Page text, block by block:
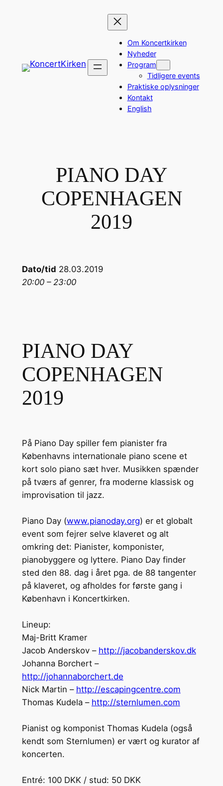
Om Koncertkirken
Nyheder
Program
Tidligere events
Praktiske oplysninger
Kontakt
English
PIANO DAY
COPENHAGEN
2019
Dato/tid 28.03.2019
20:00 – 23:00
PIANO DAY
COPENHAGEN
2019
På Piano Day spiller fem pianister fra
Københavns internationale piano scene et
kort solo piano sæt hver. Musikken spænder
på tværs af genrer, fra moderne klassisk og
improvisation til jazz.
Piano Day (www.pianoday.org) er et globalt
event som fejrer selve klaveret og alt
omkring det: Pianister, komponister,
pianobyggere og lyttere. Piano Day finder
sted den 88. dag i året pga. de 88 tangenter
på klaveret, og afholdes for første gang i
København i Koncertkirken.
Lineup:
Maj-Britt Kramer
Jacob Anderskov – http://jacobanderskov.dk
Johanna Borchert –
http://johannaborchert.de
Nick Martin – http://escapingcentre.com
Thomas Kudela – http://sternlumen.com
Pianist og komponist Thomas Kudela (også
kendt som Sternlumen) er vært og kurator af
koncerten.
Entré: 100 DKK / stud: 50 DKK